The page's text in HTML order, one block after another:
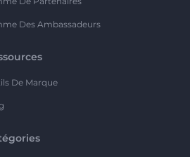
Des Ambassadeurs
De Marque